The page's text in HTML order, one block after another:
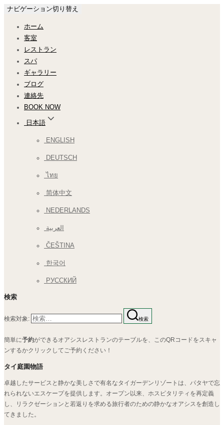
ナビゲーション切り替え
ホーム
客室
レストラン
スパ
ギャラリー
ブログ
連絡先
BOOK NOW
日本語
ENGLISH
DEUTSCH
ไทย
简体中文
NEDERLANDS
العربية
ČEŠTINA
한국어
РУССКИЙ
検索
検索対象: 検索
簡単に予約ができるオアシスレストランのテーブルを、このQRコードをスキャ
ンするかクリックしてご予約ください！
タイ庭園物語
卓越したサービスと静かな美しさで有名なタイガーデンリゾートは、パタヤで忘
れられないエスケープを提供します。オープン以来、ホスピタリティを再定義
し、リラクゼーションと若返りを求める旅行者のための静かなオアシスを創造し
てきました。